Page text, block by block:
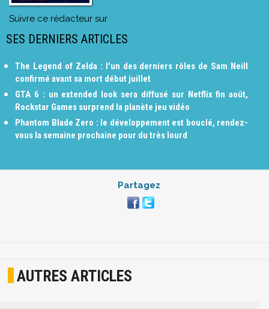
Suivre ce rédacteur sur
SES DERNIERS ARTICLES
The Legend of Zelda : l'un des derniers rôles de Sam Neill
confirmé avant sa mort début juillet
GTA 6 : un extended look sera diffusé sur Netflix fin août,
Rockstar Games surprend la planète jeu vidéo
Phantom Blade Zero : le développement est bouclé, rendez-
vous la semaine prochaine pour du très lourd
Partagez
AUTRES ARTICLES